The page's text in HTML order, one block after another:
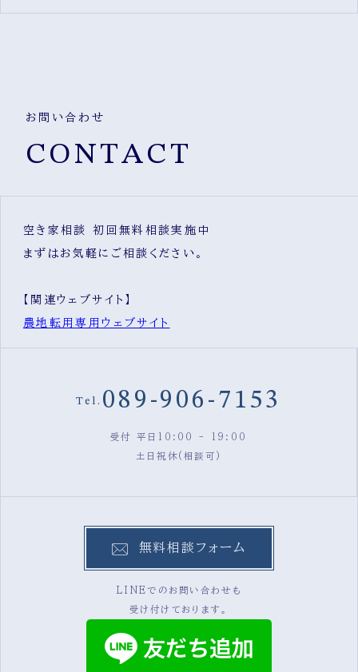
お問い合わせ
CONTACT
空き家相談 初回無料相談実施中
まずはお気軽にご相談ください。
【関連ウェブサイト】
農地転用専用ウェブサイト
Tel. 089-906-7153
受付 平日10:00 - 19:00
土日祝休(相談可)
無料相談フォーム
LINEでのお問い合わせも
受け付けております。